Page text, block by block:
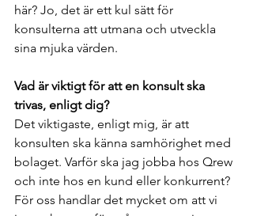
här? Jo, det är ett kul sätt för
konsulterna att utmana och utveckla
sina mjuka värden.
Vad är viktigt för att en konsult ska
trivas, enligt dig?
Det viktigaste, enligt mig, är att
konsulten ska känna samhörighet med
bolaget. Varför ska jag jobba hos Qrew
och inte hos en kund eller konkurrent?
För oss handlar det mycket om att vi